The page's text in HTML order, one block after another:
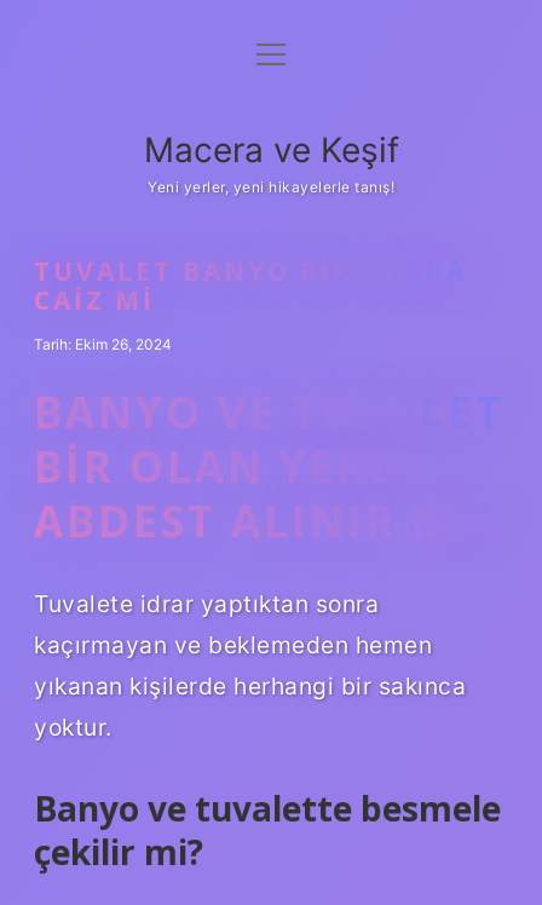
Anasayfa
Yasal Uyarı
menüyü
Macera ve Keşif
Yeni yerler, yeni hikayelerle tanış!
TUVALET BANYO BIR ARADA
CAIZ MI
Tarih: Ekim 26, 2024
BANYO VE TUVALET
BIR OLAN YERDE
ABDEST ALINIR MI?
Tuvalete idrar yaptıktan sonra
kaçırmayan ve beklemeden hemen
yıkanan kişilerde herhangi bir sakınca
yoktur.
Banyo ve tuvalette besmele
çekilir mi?